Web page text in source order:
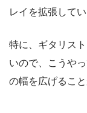
レイを拡張して
特に、ギタリス
いので、こうや
の幅を広げるこ